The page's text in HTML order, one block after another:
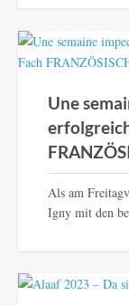
Une
Als am
Igny mit den